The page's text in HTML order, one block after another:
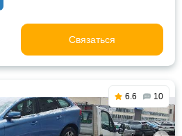
Связаться
6.6 10